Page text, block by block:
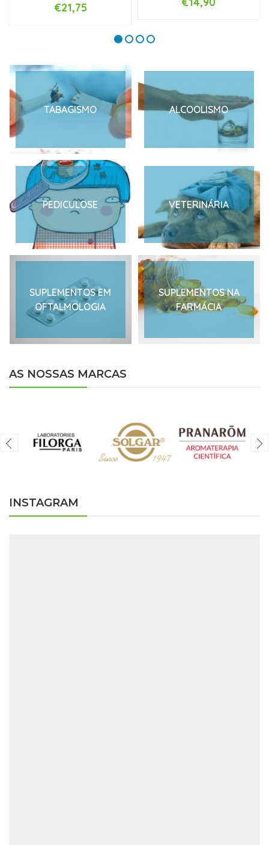
€21,75
TABAGISMO ALCOOLISMO
PEDICULOSE VETERINÁRIA
SUPLEMENTOS EM
OFTALMOLOGIA
SUPLEMENTOS NA
FARMÁCIA
AS NOSSAS MARCAS
INSTAGRAM